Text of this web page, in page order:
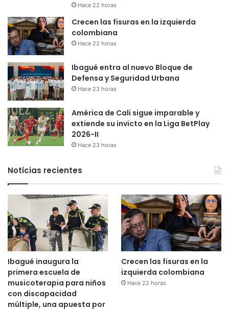
Hace 22 horas
Crecen las fisuras en la izquierda
colombiana
Hace 22 horas
Ibagué entra al nuevo Bloque de
Defensa y Seguridad Urbana
Hace 23 horas
América de Cali sigue imparable y
extiende su invicto en la Liga BetPlay
2026-II
Hace 23 horas
Noticias recientes
Ibagué inaugura la
primera escuela de
musicoterapia para niños
con discapacidad
múltiple, una apuesta por
Crecen las fisuras en la
izquierda colombiana
Hace 22 horas